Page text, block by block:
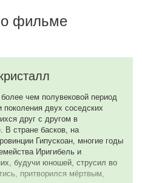
о фильме
чем полувековой период
двух соседских
друг с другом в
В стране басков, на
Гипускоан, многие годы
Иригибель и
будучи юношей, струсил во
притворился мёртвым,